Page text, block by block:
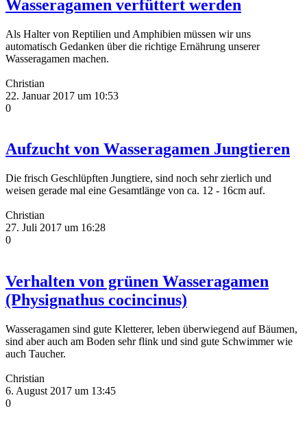
Wasseragamen verfüttert werden
Als Halter von Reptilien und Amphibien müssen wir uns
automatisch Gedanken über die richtige Ernährung unserer
Wasseragamen machen.
Christian
22. Januar 2017 um 10:53
0
Aufzucht von Wasseragamen Jungtieren
Die frisch Geschlüpften Jungtiere, sind noch sehr zierlich und
weisen gerade mal eine Gesamtlänge von ca. 12 - 16cm auf.
Christian
27. Juli 2017 um 16:28
0
Verhalten von grünen Wasseragamen
(Physignathus cocincinus)
Wasseragamen sind gute Kletterer, leben überwiegend auf Bäumen,
sind aber auch am Boden sehr flink und sind gute Schwimmer wie
auch Taucher.
Christian
6. August 2017 um 13:45
0